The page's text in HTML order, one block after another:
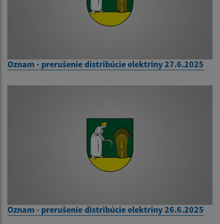
Oznam - prerušenie distribúcie elektriny 27.6.2025
Oznam - prerušenie distribúcie elektriny 26.6.2025